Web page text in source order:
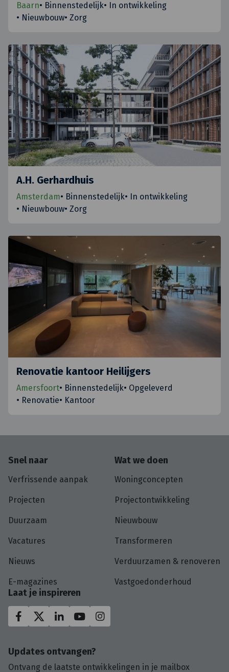
Baarn• Binnenstedelijk• In ontwikkeling
• Nieuwbouw• Zorg
A.H. Gerhardhuis
Amsterdam• Binnenstedelijk• In ontwikkeling
• Nieuwbouw• Zorg
Renovatie kantoor Heilijgers
Amersfoort• Binnenstedelijk• Opgeleverd
• Renovatie• Kantoor
Snel naar
Verfrissende aanpak
Projecten
Duurzaam
Vacatures
Nieuws
E-magazines
Wat we doen
Woningconcepten
Projectontwikkeling
Nieuwbouw
Transformeren
Verduurzamen & renoveren
Vastgoedonderhoud
Laat je inspireren
Updates ontvangen?
Ontvang de laatste ontwikkelingen in je mailbox